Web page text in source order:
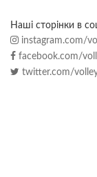
Наші сторінки в
instagram.com/
facebook.com/
twitter.com/